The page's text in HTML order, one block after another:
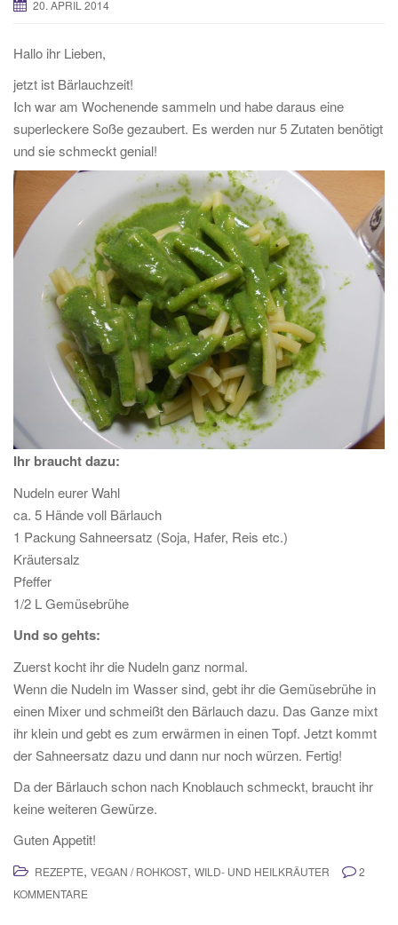
20. APRIL 2014
Hallo ihr Lieben,
jetzt ist Bärlauchzeit!
Ich war am Wochenende sammeln und habe daraus eine
superleckere Soße gezaubert. Es werden nur 5 Zutaten benötigt
und sie schmeckt genial!
Ihr braucht dazu:
Nudeln eurer Wahl
ca. 5 Hände voll Bärlauch
1 Packung Sahneersatz (Soja, Hafer, Reis etc.)
Kräutersalz
Pfeffer
1/2 L Gemüsebrühe
Und so gehts:
Zuerst kocht ihr die Nudeln ganz normal.
Wenn die Nudeln im Wasser sind, gebt ihr die Gemüsebrühe in
einen Mixer und schmeißt den Bärlauch dazu. Das Ganze mixt
ihr klein und gebt es zum erwärmen in einen Topf. Jetzt kommt
der Sahneersatz dazu und dann nur noch würzen. Fertig!
Da der Bärlauch schon nach Knoblauch schmeckt, braucht ihr
keine weiteren Gewürze.
Guten Appetit!
REZEPTE, VEGAN / ROHKOST, WILD- UND HEILKRÄUTER
2
KOMMENTARE